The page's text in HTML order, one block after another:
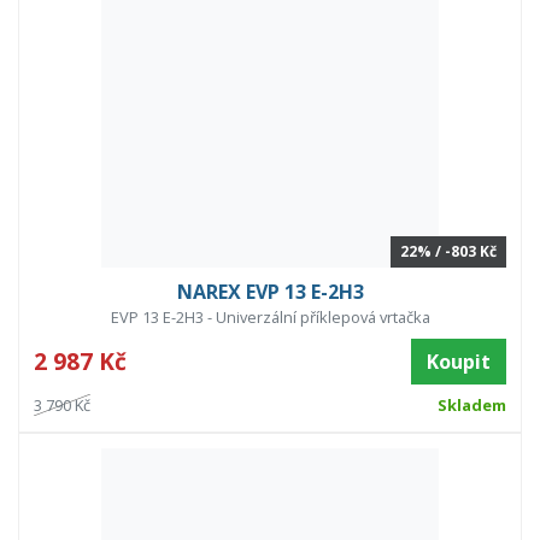
22% / -803 Kč
NAREX EVP 13 E-2H3
EVP 13 E-2H3 - Univerzální příklepová vrtačka
2 987 Kč Koupit
3 790 Kč Skladem